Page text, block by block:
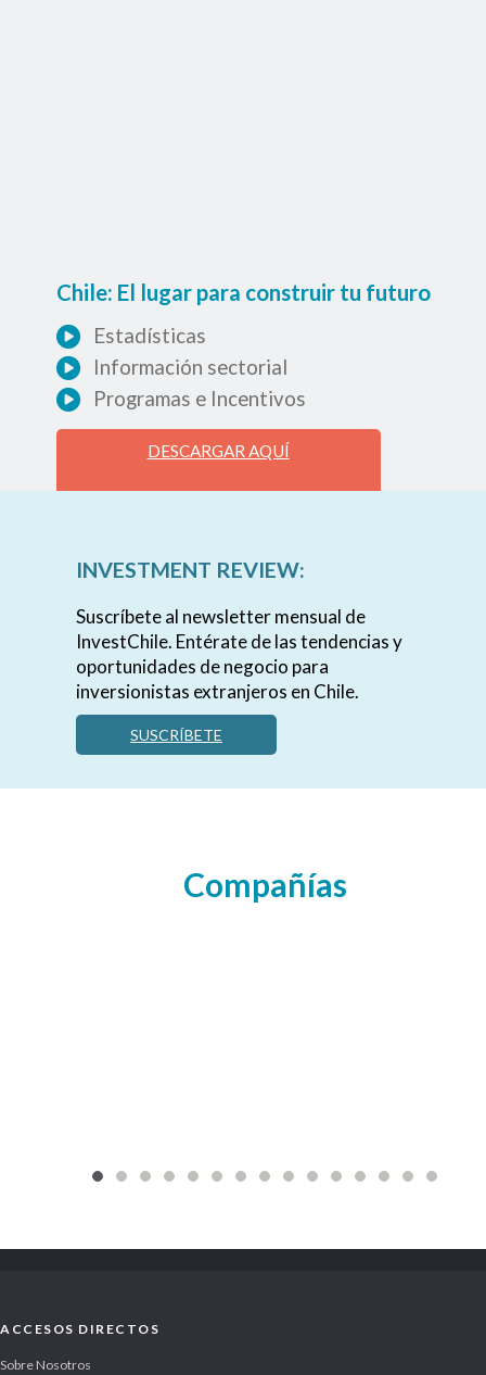
Chile: El lugar para construir tu futuro
Estadísticas
Información sectorial
Programas e Incentivos
DESCARGAR AQUÍ
INVESTMENT REVIEW:
Suscríbete al newsletter mensual de
InvestChile. Entérate de las tendencias y
oportunidades de negocio para
inversionistas extranjeros en Chile.
SUSCRÍBETE
Compañías
ACCESOS DIRECTOS
Sobre Nosotros